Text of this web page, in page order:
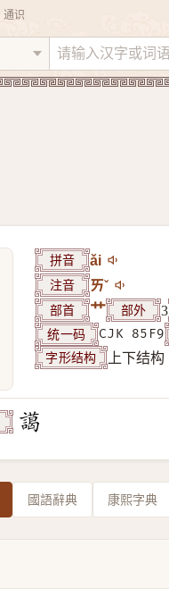
通识
拼音 ǎi
注音 ㄞˇ
部首 艹 部外 3
统一码 CJK 85F9
字形结构 上下结构
國語辭典 康熙字典